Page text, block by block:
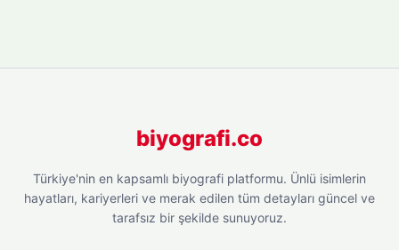
biyografi.co
Türkiye'nin en kapsamlı biyografi platformu. Ünlü isimlerin
hayatları, kariyerleri ve merak edilen tüm detayları güncel ve
tarafsız bir şekilde sunuyoruz.